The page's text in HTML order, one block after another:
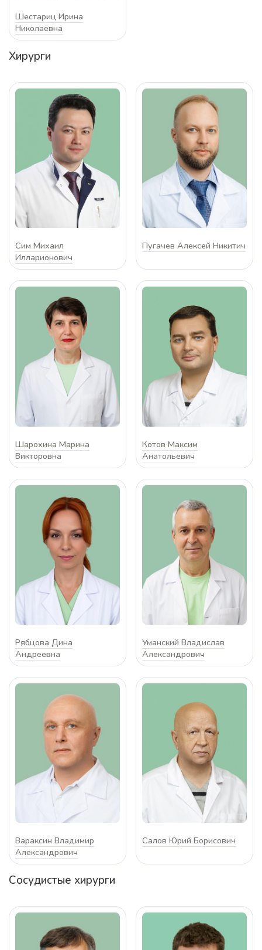
Шестариц Ирина
Николаевна
Хирурги
Сим Михаил
Илларионович
Пугачев Алексей Никитич
Шарохина Марина
Викторовна
Котов Максим
Анатольевич
Рябцова Дина
Андреевна
Уманский Владислав
Александрович
Вараксин Владимир
Александрович
Салов Юрий Борисович
Сосудистые хирурги